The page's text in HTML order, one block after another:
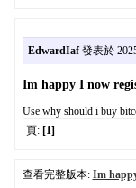
EdwardIaf發表於
Im happy I now
Use why should i buy
頁: [1]
查看完整版本: Im